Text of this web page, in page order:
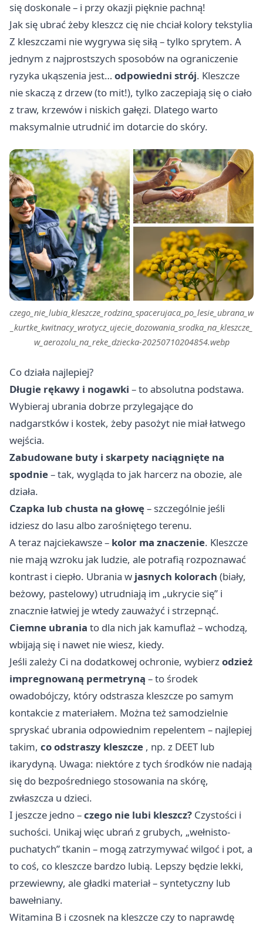
się doskonale – i przy okazji pięknie pachną!
Jak się ubrać żeby kleszcz cię nie chciał kolory tekstylia
Z kleszczami nie wygrywa się siłą – tylko sprytem. A
jednym z najprostszych sposobów na ograniczenie
ryzyka ukąszenia jest… odpowiedni strój. Kleszcze
nie skaczą z drzew (to mit!), tylko zaczepiają się o ciało
z traw, krzewów i niskich gałęzi. Dlatego warto
maksymalnie utrudnić im dotarcie do skóry.
czego_nie_lubia_kleszcze_rodzina_spacerujaca_po_lesie_ubrana_w
_kurtke_kwitnacy_wrotycz_ujecie_dozowania_srodka_na_kleszcze_
w_aerozolu_na_reke_dziecka-20250710204854.webp
Co działa najlepiej?
Długie rękawy i nogawki – to absolutna podstawa.
Wybieraj ubrania dobrze przylegające do
nadgarstków i kostek, żeby pasożyt nie miał łatwego
wejścia.
Zabudowane buty i skarpety naciągnięte na
spodnie– tak, wygląda to jak harcerz na obozie, ale
działa.
Czapka lub chusta na głowę– szczególnie jeśli
idziesz do lasu albo zarośniętego terenu.
A teraz najciekawsze – kolor ma znaczenie. Kleszcze
nie mają wzroku jak ludzie, ale potrafią rozpoznawać
kontrast i ciepło. Ubrania w jasnych kolorach (biały,
beżowy, pastelowy) utrudniają im „ukrycie się” i
znacznie łatwiej je wtedy zauważyć i strzepnąć.
Ciemne ubrania to dla nich jak kamuflaż – wchodzą,
wbijają się i nawet nie wiesz, kiedy.
Jeśli zależy Ci na dodatkowej ochronie, wybierzodzież
impregnowaną permetryną – to środek
owadobójczy, który odstrasza kleszcze po samym
kontakcie z materiałem. Można też samodzielnie
spryskać ubrania odpowiednim repelentem – najlepiej
takim, co odstraszy kleszcze , np. z DEET lub
ikarydyną. Uwaga: niektóre z tych środków nie nadają
się do bezpośredniego stosowania na skórę,
zwłaszcza u dzieci.
I jeszcze jedno –czego nie lubi kleszcz? Czystości i
suchości. Unikaj więc ubrań z grubych, „wełnisto-
puchatych” tkanin – mogą zatrzymywać wilgoć i pot, a
to coś, co kleszcze bardzo lubią. Lepszy będzie lekki,
przewiewny, ale gładki materiał – syntetyczny lub
bawełniany.
Witamina B i czosnek na kleszcze czy to naprawdę